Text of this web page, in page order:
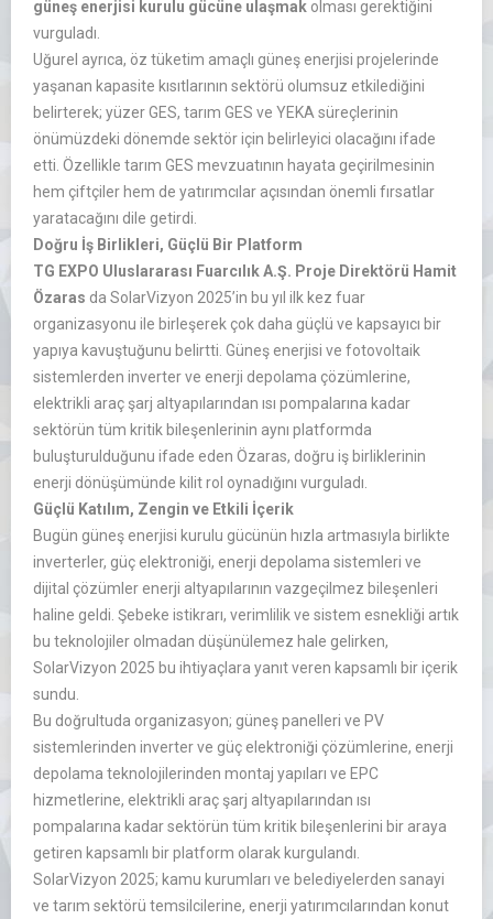
güneş enerjisi kurulu gücüne ulaşmak olması gerektiğini
vurguladı.
Uğurel ayrıca, öz tüketim amaçlı güneş enerjisi projelerinde
yaşanan kapasite kısıtlarının sektörü olumsuz etkilediğini
belirterek; yüzer GES, tarım GES ve YEKA süreçlerinin
önümüzdeki dönemde sektör için belirleyici olacağını ifade
etti. Özellikle tarım GES mevzuatının hayata geçirilmesinin
hem çiftçiler hem de yatırımcılar açısından önemli fırsatlar
yaratacağını dile getirdi.
Doğru İş Birlikleri, Güçlü Bir Platform
TG EXPO Uluslararası Fuarcılık A.Ş. Proje Direktörü Hamit
Özaras da SolarVizyon 2025’in bu yıl ilk kez fuar
organizasyonu ile birleşerek çok daha güçlü ve kapsayıcı bir
yapıya kavuştuğunu belirtti. Güneş enerjisi ve fotovoltaik
sistemlerden inverter ve enerji depolama çözümlerine,
elektrikli araç şarj altyapılarından ısı pompalarına kadar
sektörün tüm kritik bileşenlerinin aynı platformda
buluşturulduğunu ifade eden Özaras, doğru iş birliklerinin
enerji dönüşümünde kilit rol oynadığını vurguladı.
Güçlü Katılım, Zengin ve Etkili İçerik
Bugün güneş enerjisi kurulu gücünün hızla artmasıyla birlikte
inverterler, güç elektroniği, enerji depolama sistemleri ve
dijital çözümler enerji altyapılarının vazgeçilmez bileşenleri
haline geldi. Şebeke istikrarı, verimlilik ve sistem esnekliği artık
bu teknolojiler olmadan düşünülemez hale gelirken,
SolarVizyon 2025 bu ihtiyaçlara yanıt veren kapsamlı bir içerik
sundu.
Bu doğrultuda organizasyon; güneş panelleri ve PV
sistemlerinden inverter ve güç elektroniği çözümlerine, enerji
depolama teknolojilerinden montaj yapıları ve EPC
hizmetlerine, elektrikli araç şarj altyapılarından ısı
pompalarına kadar sektörün tüm kritik bileşenlerini bir araya
getiren kapsamlı bir platform olarak kurgulandı.
SolarVizyon 2025; kamu kurumları ve belediyelerden sanayi
ve tarım sektörü temsilcilerine, enerji yatırımcılarından konut